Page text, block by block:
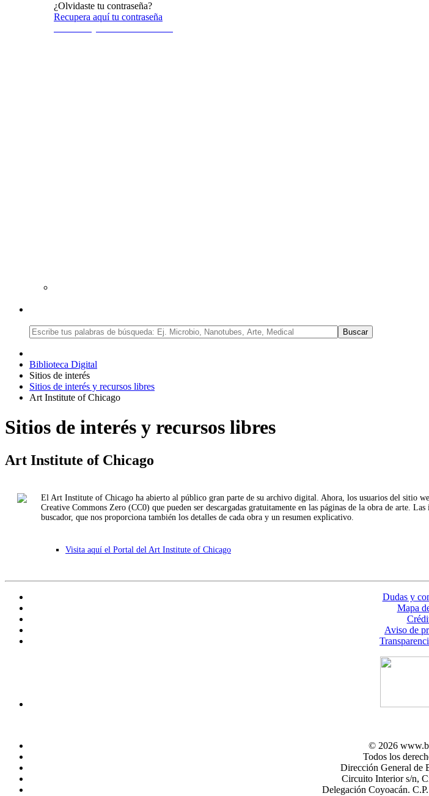
¿Olvidaste tu contraseña?
Recupera aquí tu contraseña
Buscar
Biblioteca Digital
Sitios de interés
Sitios de interés y recursos libres
Art Institute of Chicago
Sitios de interés y recursos libres
Art Institute of Chicago
El Art Institute of Chicago ha abierto al público gran parte de su archivo digital. Ahora, los usuarios del sitio
Creative Commons Zero (CC0) que pueden ser descargadas gratuitamente en las páginas de la obra de arte.
buscador, que nos proporciona también los detalles de cada obra y un resumen explicativo.
Visita aquí el Portal del Art Institute of Chicago
Dudas y
Mapa
Aviso de
© 2026
Todos los
Dirección General de
Circuito Interior s/n,
Delegación Coyoacán.